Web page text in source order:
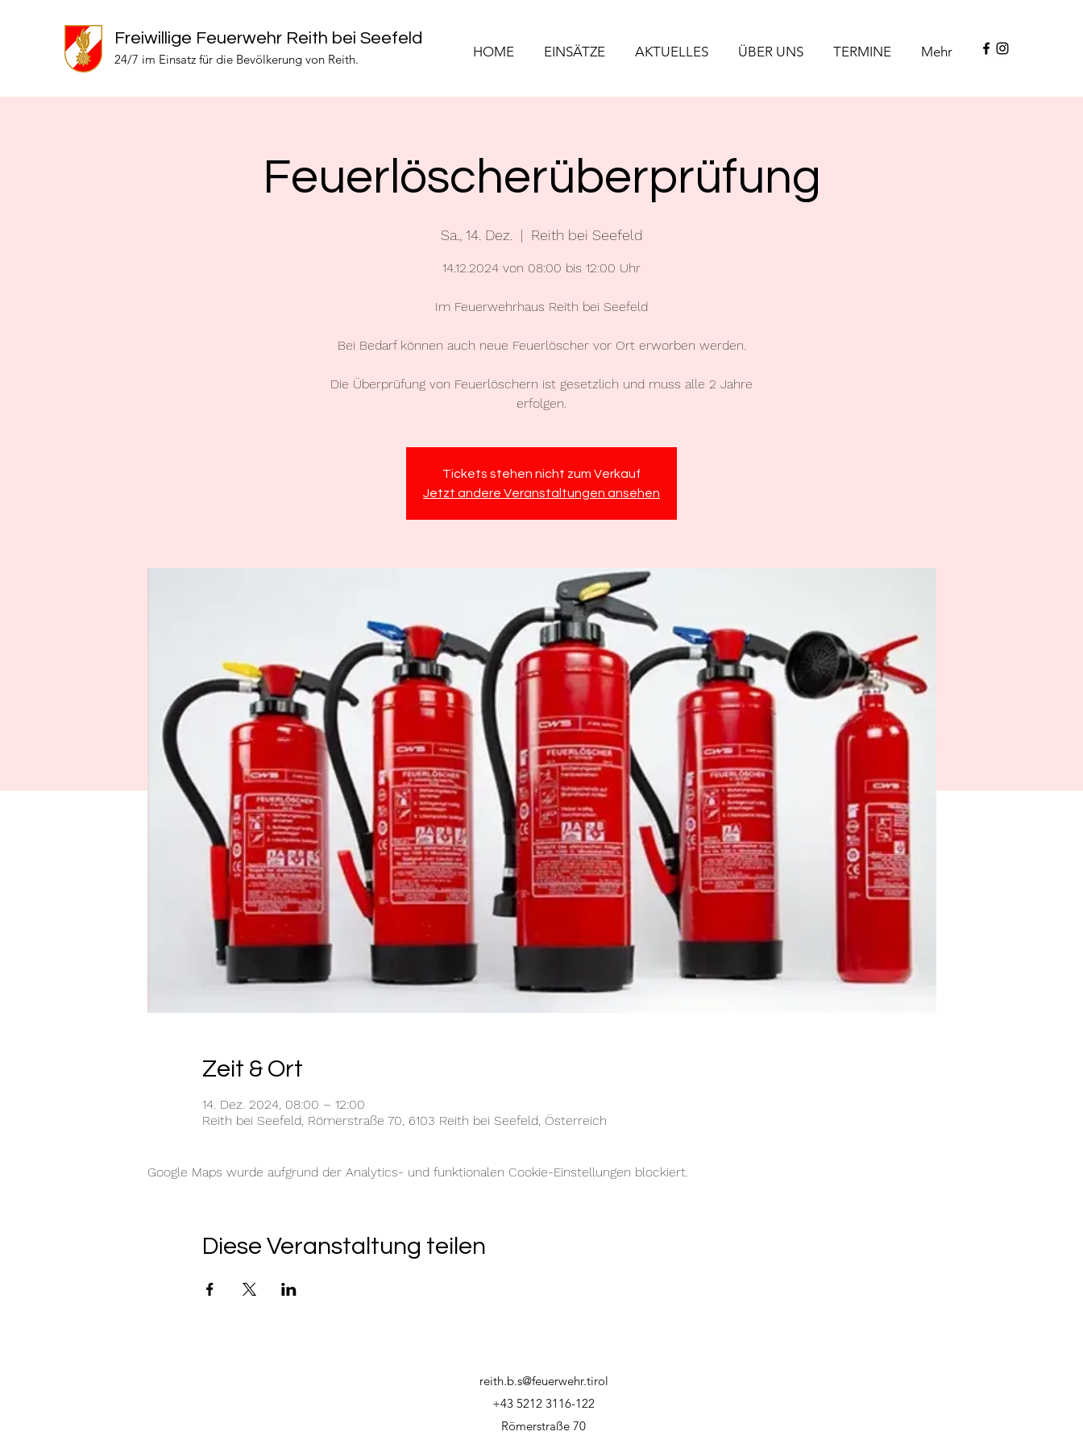
Freiwillige Feuerwehr Reith bei Seefeld
24/7 im Einsatz für die Bevölkerung von Reith. HOME EINSÄTZE AKTUELLES ÜBER UNS TERMINE Mehr
Feuerlöscherüberprüfung
Sa., 14. Dez.
  |
Reith bei Seefeld
14.12.2024 von 08:00 bis 12:00 Uhr
Im Feuerwehrhaus Reith bei Seefeld
Bei Bedarf können auch neue Feuerlöscher vor Ort erworben werden.
Die Überprüfung von Feuerlöschern ist gesetzlich und muss alle 2 Jahre
Tickets stehen nicht zum Verkauf
Jetzt andere Veranstaltungen ansehen
Zeit & Ort
14. Dez. 2024, 08:00 – 12:00
Reith bei Seefeld, Römerstraße 70, 6103 Reith bei Seefeld, Österreich
Google Maps wurde aufgrund der Analytics- und funktionalen Cookie-Einstellungen blockiert.
Diese Veranstaltung teilen
reith.b.s@feuerwehr.tirol
+43 5212 3116-122
Römerstraße 70